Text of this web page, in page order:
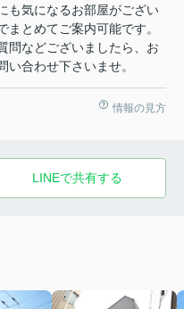
も気になるお部屋がござい
まとめてご案内可能です。
問などございましたら、お
い合わせ下さいませ。
情報の見方
LINEで共有する